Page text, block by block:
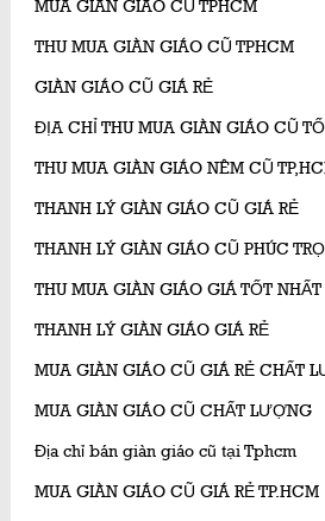
MUA GIÀN GIÁO CŨ TPHCM
THU MUA GIÀN GIÁO CŨ TPHCM
GIÀN GIÁO CŨ GIÁ RẺ
ĐỊA CHỈ THU MUA GIÀN GIÁO CŨ
THU MUA GIÀN GIÁO NÊM CŨ
THANH LÝ GIÀN GIÁO CŨ GIÁ RẺ
THANH LÝ GIÀN GIÁO CŨ PHÚC
THU MUA GIÀN GIÁO GIÁ TỐT NHẤT
THANH LÝ GIÀN GIÁO GIÁ RẺ
MUA GIÀN GIÁO CŨ GIÁ RẺ CHẤT
MUA GIÀN GIÁO CŨ CHẤT LƯỢNG
Địa chỉ bán giàn giáo cũ tại Tphcm
MUA GIÀN GIÁO CŨ GIÁ RẺ TP.HCM